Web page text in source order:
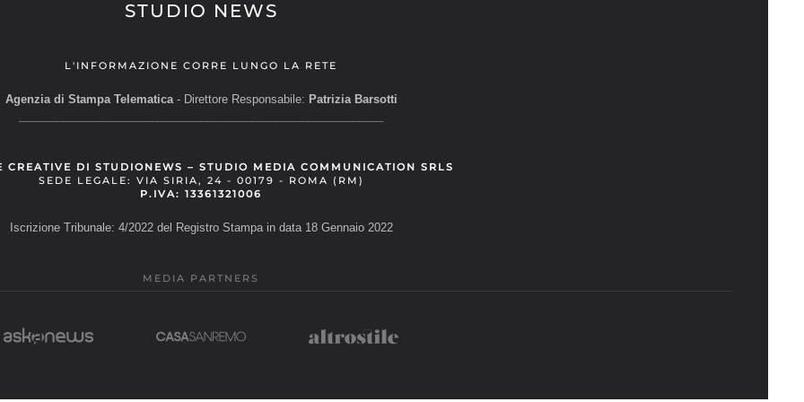
STUDIO NEWS
L'INFORMAZIONE CORRE LUNGO LA RETE
Agenzia di Stampa Telematica- Direttore Responsabile: Patrizia Barsotti
CREATIVE DI STUDIONEWS – STUDIO MEDIA COMMUNICATION SRLS
SEDE LEGALE: VIA SIRIA, 24 - 00179 - ROMA (RM)
P.IVA: 13361321006
Iscrizione Tribunale: 4/2022 del Registro Stampa in data 18 Gennaio 2022
MEDIA PARTNERS